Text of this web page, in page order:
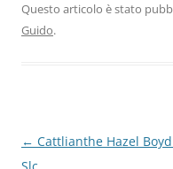
Questo articolo è stato
Guido.
Navigazione
← Cattlianthe Hazel